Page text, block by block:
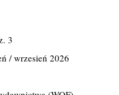
3
/ wrzesień 2026